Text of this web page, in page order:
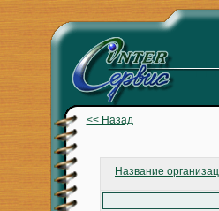
<< Назад
Название